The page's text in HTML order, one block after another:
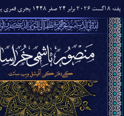
ہفتہ ۸ اگست ۲۰۲۶ برابر ۲۴ صفر ۱۴۴۸ ہجری قمری ہے